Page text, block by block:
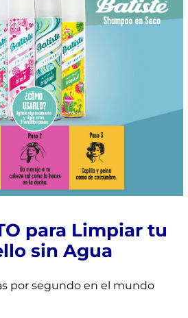
para Limpiar tu
sin Agua
por segundo en el mundo